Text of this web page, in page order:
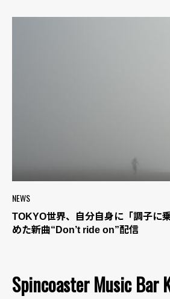
NEWS
TOKYO世界、自分自身に「調子に
めた新曲“Don’t ride on”配信
Spincoaster Music Bar